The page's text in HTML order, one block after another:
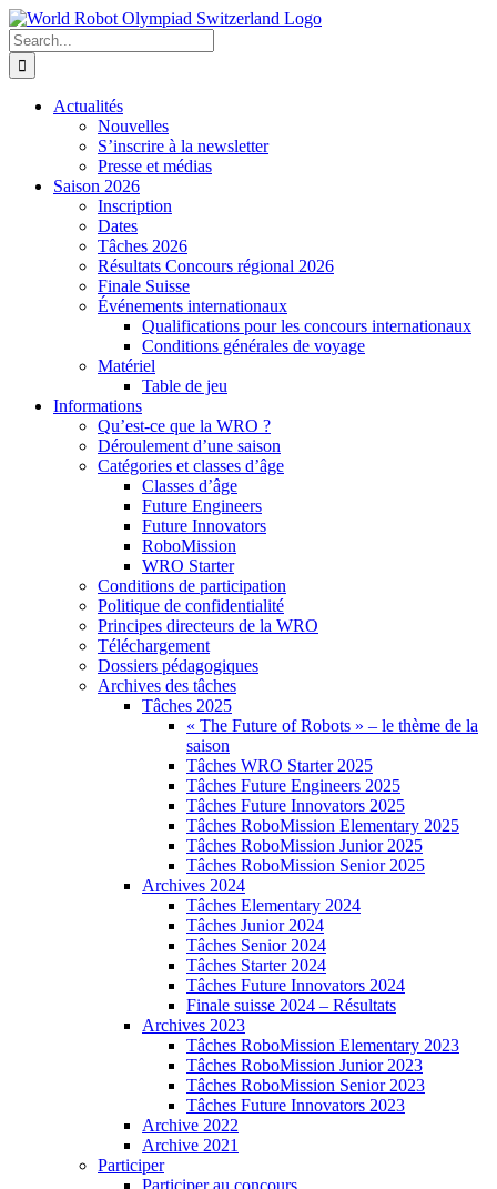
Skip
to
content
Search
for:
Actualités
Nouvelles
S’inscrire à la newsletter
Presse et médias
Saison 2026
Inscription
Dates
Tâches 2026
Résultats Concours régional 2026
Finale Suisse
Événements internationaux
Qualifications pour les concours internationaux
Conditions générales de voyage
Matériel
Table de jeu
Informations
Qu’est-ce que la WRO ?
Déroulement d’une saison
Catégories et classes d’âge
Classes d’âge
Future Engineers
Future Innovators
RoboMission
WRO Starter
Conditions de participation
Politique de confidentialité
Principes directeurs de la WRO
Téléchargement
Dossiers pédagogiques
Archives des tâches
Tâches 2025
« The Future of Robots » – le thème de la
saison
Tâches WRO Starter 2025
Tâches Future Engineers 2025
Tâches Future Innovators 2025
Tâches RoboMission Elementary 2025
Tâches RoboMission Junior 2025
Tâches RoboMission Senior 2025
Archives 2024
Tâches Elementary 2024
Tâches Junior 2024
Tâches Senior 2024
Tâches Starter 2024
Tâches Future Innovators 2024
Finale suisse 2024 – Résultats
Archives 2023
Tâches RoboMission Elementary 2023
Tâches RoboMission Junior 2023
Tâches RoboMission Senior 2023
Tâches Future Innovators 2023
Archive 2022
Archive 2021
Participer
Participer au concours